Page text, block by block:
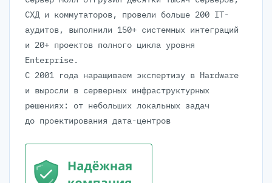
СХД и коммутаторов, провели больше 200 IT-
аудитов, выполнили 150+ системных интеграций
и 20+ проектов полного цикла уровня
Enterprise.
С 2001 года наращиваем экспертизу в Hardware
и выросли в серверных инфраструктурных
решениях: от небольших локальных задач
до проектирования дата-центров